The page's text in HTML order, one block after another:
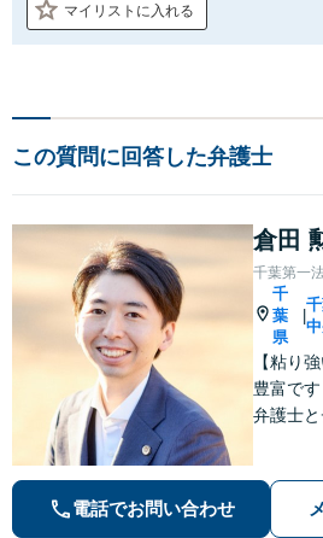
マイリストに入れる
この質問に回答した弁護士
倉田
千葉第一
千
葉
県
【粘り
豊富で
弁護士と
添い、
気軽に
電話でお問い合わせ